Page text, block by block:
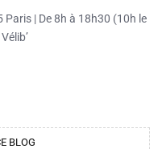
Paris | De 8h à 18h30 (10h le
BLOG